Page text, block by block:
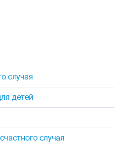
случая
детей
случая